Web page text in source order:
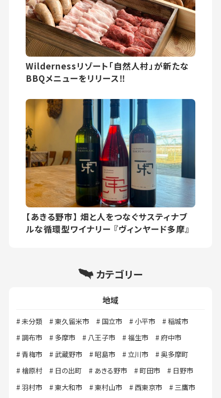
Wildernessリゾート「自然人村」が新たな
BBQメニューをリリース‼
【あきる野市】 畑と人をつなぐサスティナブ
ルな循環型ワイナリー 『ヴィンヤード多摩』
カテゴリー
地域
未分類 東久留米市 国立市 小平市
稲城市
調布市
多摩市 八王子市 福生市
府中市
青梅市
武蔵野市 昭島市 立川市
奥多摩町
檜原村
日の出町 あきる野市 町田市
日野市
羽村市
東大和市 東村山市 西東京市
三鷹市